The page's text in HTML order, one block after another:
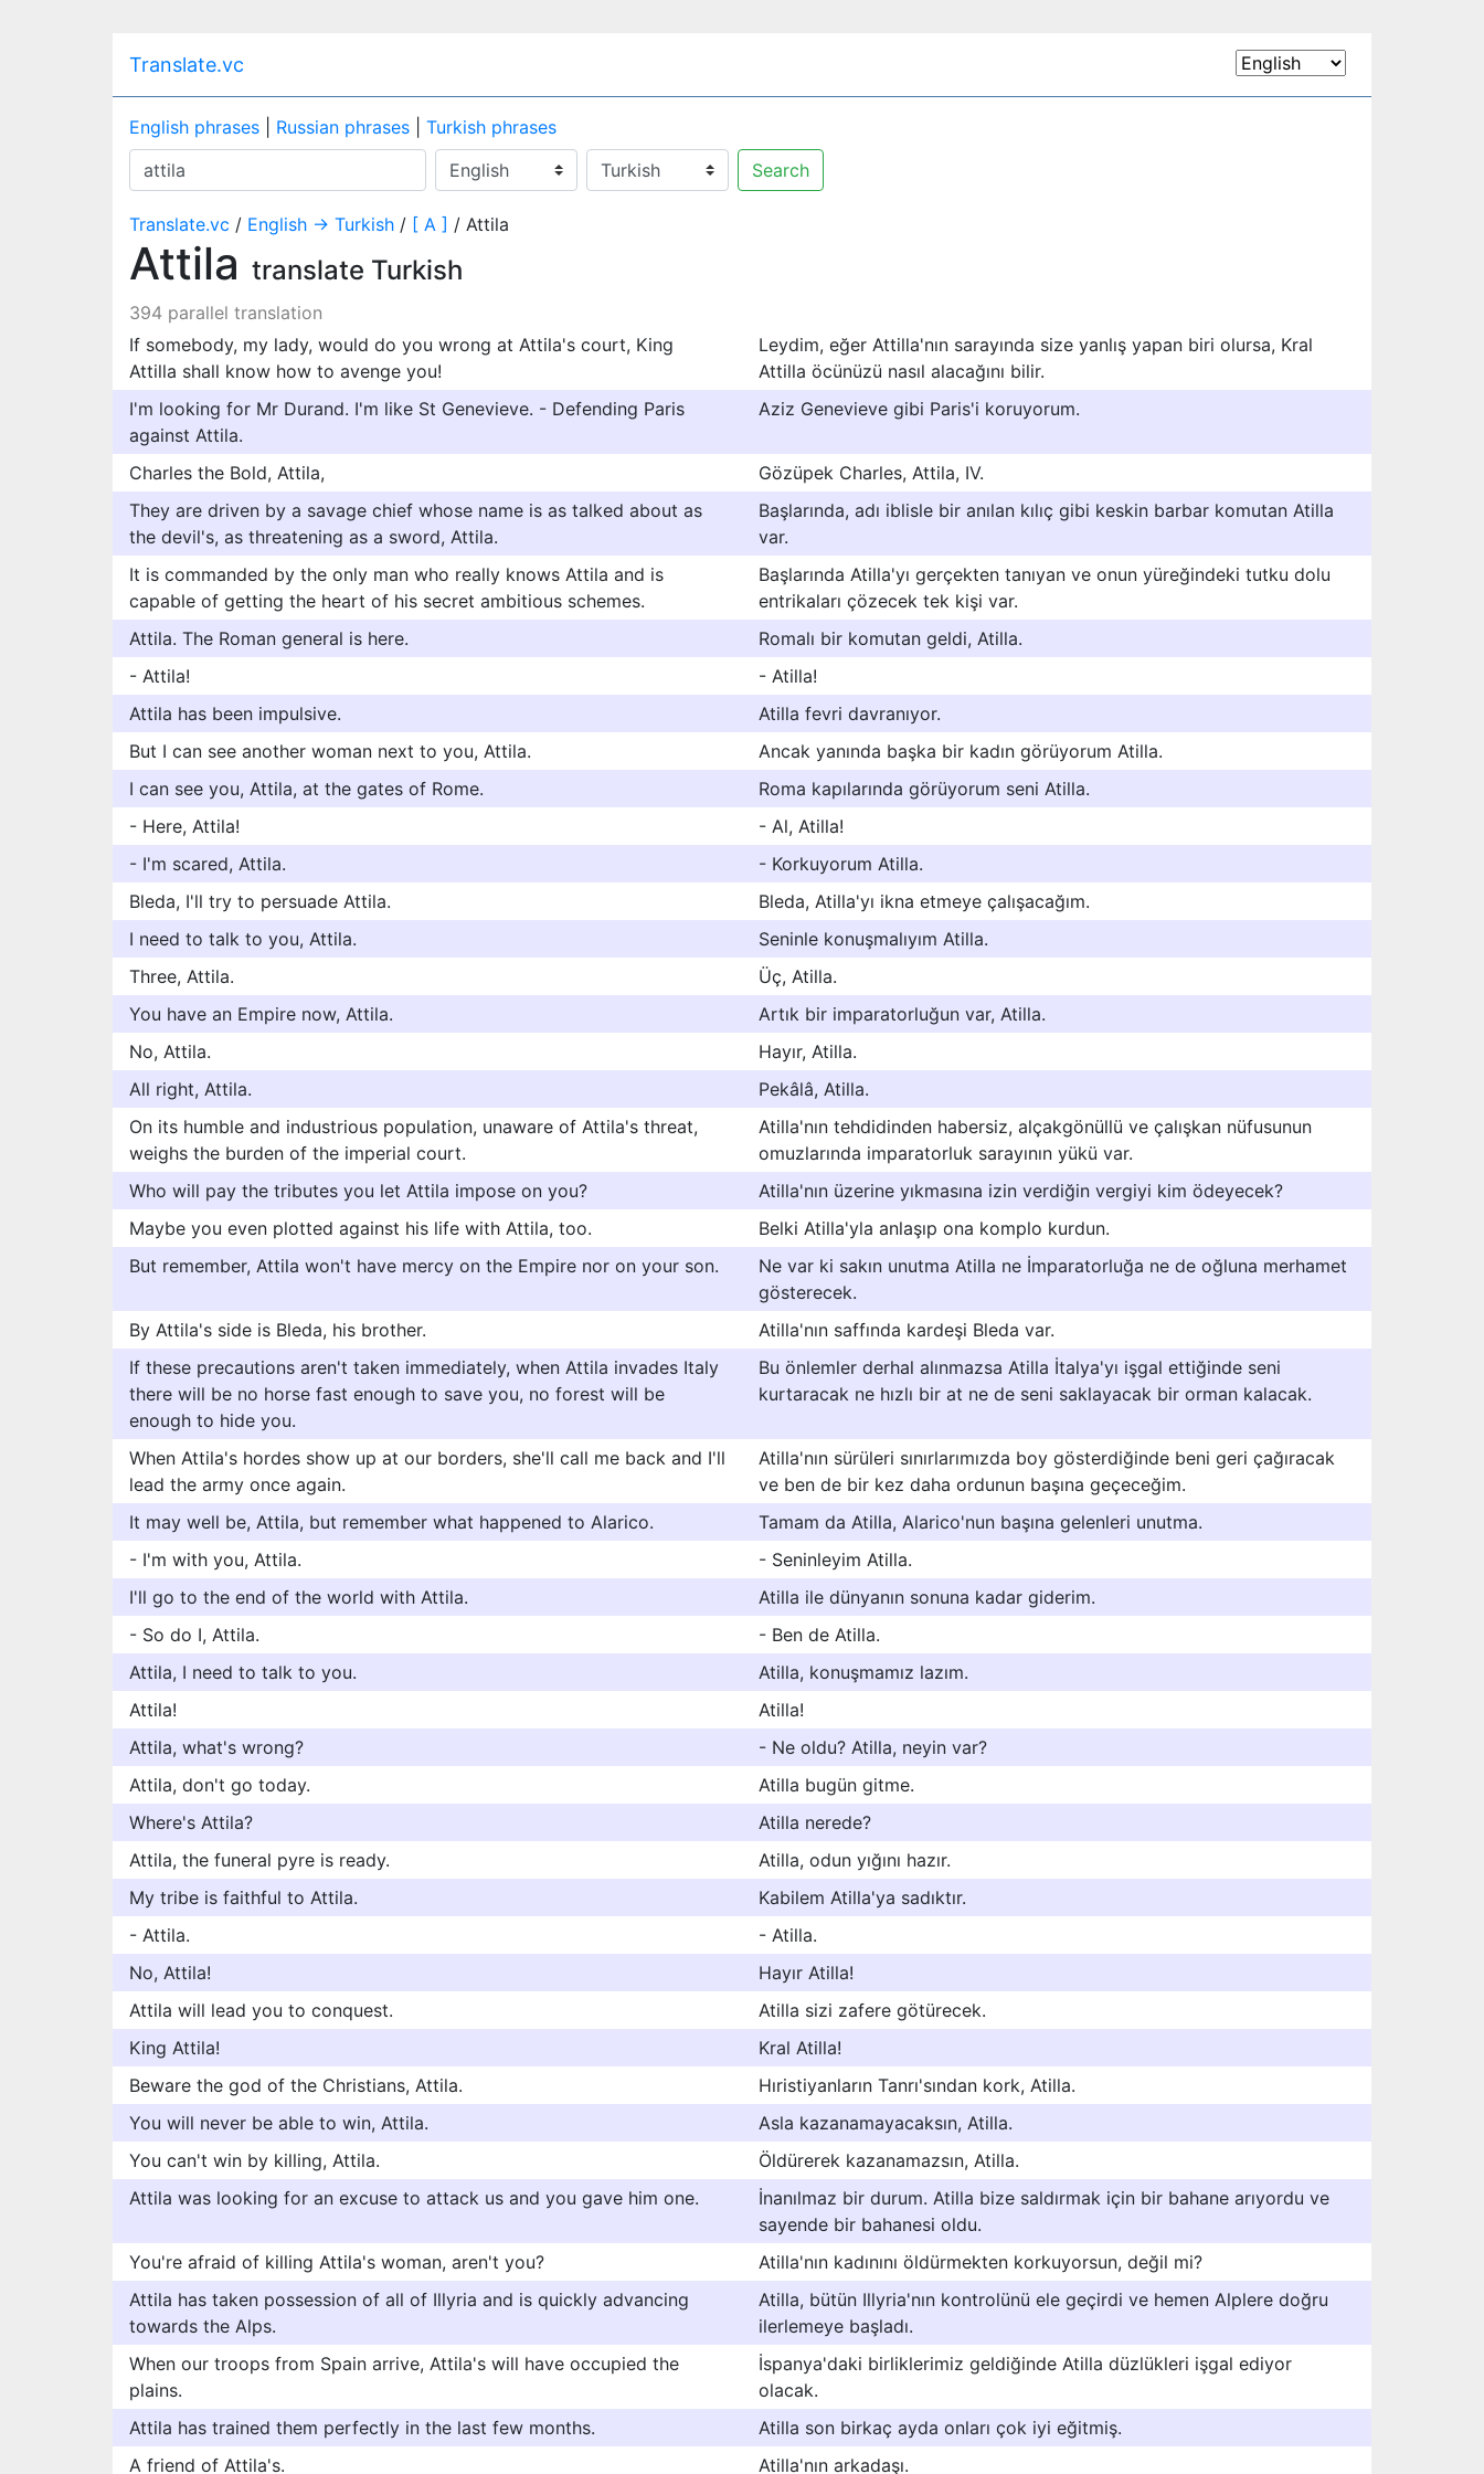
Translate.vc
English phrases Russian phrases
Turkish phrases
Search
Translate.vc / English → Turkish / [ A ] / Attila
Attila translate Turkish
394 parallel translation
If somebody, my lady, would do you wrong at Attila's court, King
Attilla shall know how to avenge you!
Leydim, eğer Attilla'nın sarayında size yanlış yapan biri olursa, Kral
Attilla öcünüzü nasıl alacağını bilir.
I'm looking for Mr Durand. I'm like St Genevieve. - Defending Paris
against Attila.
Aziz Genevieve gibi Paris'i koruyorum.
Charles the Bold, Attila,
Gözüpek Charles, Attila, IV.
They are driven by a savage chief whose name is as talked about as
the devil's, as threatening as a sword, Attila.
Başlarında, adı iblisle bir anılan kılıç gibi keskin barbar komutan Atilla
var.
It is commanded by the only man who really knows Attila and is
capable of getting the heart of his secret ambitious schemes.
Başlarında Atilla'yı gerçekten tanıyan ve onun yüreğindeki tutku dolu
entrikaları çözecek tek kişi var.
Attila. The Roman general is here.
Romalı bir komutan geldi, Atilla.
- Attila!
- Atilla!
Attila has been impulsive.
Atilla fevri davranıyor.
But I can see another woman next to you, Attila.
Ancak yanında başka bir kadın görüyorum Atilla.
I can see you, Attila, at the gates of Rome.
Roma kapılarında görüyorum seni Atilla.
- Here, Attila!
- Al, Atilla!
- I'm scared, Attila.
- Korkuyorum Atilla.
Bleda, I'll try to persuade Attila.
Bleda, Atilla'yı ikna etmeye çalışacağım.
I need to talk to you, Attila.
Seninle konuşmalıyım Atilla.
Three, Attila.
Üç, Atilla.
You have an Empire now, Attila.
Artık bir imparatorluğun var, Atilla.
No, Attila.
Hayır, Atilla.
All right, Attila.
Pekâlâ, Atilla.
On its humble and industrious population, unaware of Attila's threat,
weighs the burden of the imperial court.
Atilla'nın tehdidinden habersiz, alçakgönüllü ve çalışkan nüfusunun
omuzlarında imparatorluk sarayının yükü var.
Who will pay the tributes you let Attila impose on you?
Atilla'nın üzerine yıkmasına izin verdiğin vergiyi kim ödeyecek?
Maybe you even plotted against his life with Attila, too.
Belki Atilla'yla anlaşıp ona komplo kurdun.
But remember, Attila won't have mercy on the Empire nor on your son.
Ne var ki sakın unutma Atilla ne İmparatorluğa ne de oğluna merhamet
gösterecek.
By Attila's side is Bleda, his brother.
Atilla'nın saffında kardeşi Bleda var.
If these precautions aren't taken immediately, when Attila invades Italy
there will be no horse fast enough to save you, no forest will be
enough to hide you.
Bu önlemler derhal alınmazsa Atilla İtalya'yı işgal ettiğinde seni
kurtaracak ne hızlı bir at ne de seni saklayacak bir orman kalacak.
When Attila's hordes show up at our borders, she'll call me back and I'll
lead the army once again.
Atilla'nın sürüleri sınırlarımızda boy gösterdiğinde beni geri çağıracak
ve ben de bir kez daha ordunun başına geçeceğim.
It may well be, Attila, but remember what happened to Alarico.
Tamam da Atilla, Alarico'nun başına gelenleri unutma.
- I'm with you, Attila.
- Seninleyim Atilla.
I'll go to the end of the world with Attila.
Atilla ile dünyanın sonuna kadar giderim.
- So do I, Attila.
- Ben de Atilla.
Attila, I need to talk to you.
Atilla, konuşmamız lazım.
Attila!
Atilla!
Attila, what's wrong?
- Ne oldu? Atilla, neyin var?
Attila, don't go today.
Atilla bugün gitme.
Where's Attila?
Atilla nerede?
Attila, the funeral pyre is ready.
Atilla, odun yığını hazır.
My tribe is faithful to Attila.
Kabilem Atilla'ya sadıktır.
- Attila.
- Atilla.
No, Attila!
Hayır Atilla!
Attila will lead you to conquest.
Atilla sizi zafere götürecek.
King Attila!
Kral Atilla!
Beware the god of the Christians, Attila.
Hıristiyanların Tanrı'sından kork, Atilla.
You will never be able to win, Attila.
Asla kazanamayacaksın, Atilla.
You can't win by killing, Attila.
Öldürerek kazanamazsın, Atilla.
Attila was looking for an excuse to attack us and you gave him one.
İnanılmaz bir durum. Atilla bize saldırmak için bir bahane arıyordu ve
sayende bir bahanesi oldu.
You're afraid of killing Attila's woman, aren't you?
Atilla'nın kadınını öldürmekten korkuyorsun, değil mi?
Attila has taken possession of all of Illyria and is quickly advancing
towards the Alps.
Atilla, bütün Illyria'nın kontrolünü ele geçirdi ve hemen Alplere doğru
ilerlemeye başladı.
When our troops from Spain arrive, Attila's will have occupied the
plains.
İspanya'daki birliklerimiz geldiğinde Atilla düzlükleri işgal ediyor
olacak.
Attila has trained them perfectly in the last few months.
Atilla son birkaç ayda onları çok iyi eğitmiş.
A friend of Attila's.
Atilla'nın arkadaşı.